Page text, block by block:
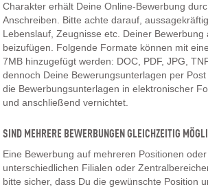
Charakter erhält Deine Online-Bewerbung
Anschreiben. Bitte achte darauf,
Lebenslauf, Zeugnisse etc. Deiner Bewerbung
beizufügen. Folgende Formate können mit
7MB hinzugefügt werden: DOC, PDF, JPG,
dennoch Deine Bewerungsunterlagen per
die Bewerbungsunterlagen in elektronischer
und anschließend vernichtet.
SIND MEHRERE BEWERBUNGEN GLEICHZEITIG
Eine Bewerbung auf mehreren Positionen
unterschiedlichen Filialen oder
bitte sicher, dass Du die gewünschte Position